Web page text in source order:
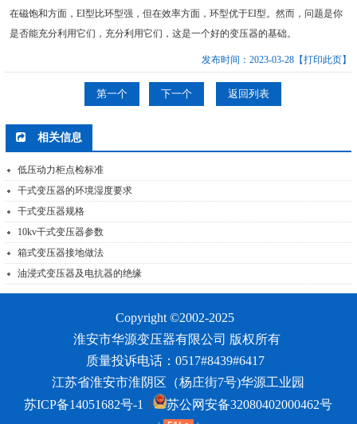
在磁饱和方面，EI型比环型强，但在效率方面，环型优于EI型。然而，问题是你
是否能充分利用它们，充分利用它们，这是一个好的变压器的基础。
发布时间：2023-03-28 【打印此页】
第一个 下一个 返回列表
相关信息
低压动力柜点检标准
干式变压器的环境湿度要求
干式变压器规格
10kv干式变压器参数
箱式变压器接地做法
油浸式变压器及电抗器的绝缘
Copyright ©2002-2025
淮安市华源变压器有限公司 版权所有
质量投诉电话：0517#8439#6417
江苏省淮安市淮阴区（杨庄街7号)华源工业园
苏ICP备14051682号-1 1 苏公网安备32080402000462号